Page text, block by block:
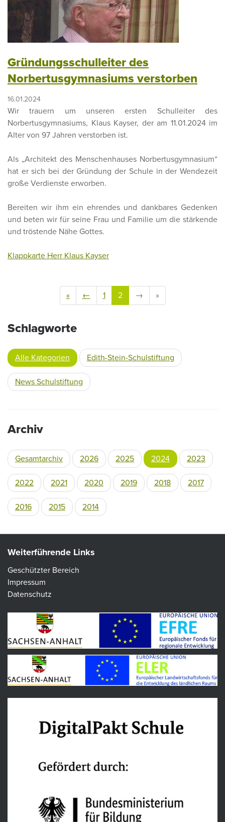
Gründungsschulleiter des
Norbertusgymnasiums verstorben
16.01.2024
Wir trauern um unseren ersten Schulleiter des
Norbertusgymnasiums, Klaus Kayser, der am 11.01.2024 im
Alter von 97 Jahren verstorben ist.
Als „Architekt des Menschenhauses Norbertusgymnasium“
hat er sich bei der Gründung der Schule in der Wendezeit
große Verdienste erworben.
Bereiten wir ihm ein ehrendes und dankbares Gedenken
und beten wir für seine Frau und Familie um die stärkende
und tröstende Nähe Gottes.
Klappkarte Herr Klaus Kayser
« ← 1 2 → »
Schlagworte
Alle Kategorien Edith-Stein-Schulstiftung
News Schulstiftung
Archiv
Gesamtarchiv 2026 2025 2024 2023
2022 2021 2020 2019 2018 2017
2016 2015 2014
Weiterführende Links
Geschützter Bereich
Impressum
Datenschutz